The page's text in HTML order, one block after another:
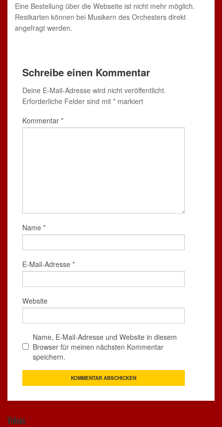
Eine Bestellung über die Webseite ist nicht mehr möglich.
Restkarten können bei Musikern des Orchesters direkt
angefragt werden.
Schreibe einen Kommentar
Deine E-Mail-Adresse wird nicht veröffentlicht.
Erforderliche Felder sind mit * markiert
Kommentar *
Name *
E-Mail-Adresse *
Website
Name, E-Mail-Adresse und Website in diesem
Browser für meinen nächsten Kommentar
speichern.
Videos